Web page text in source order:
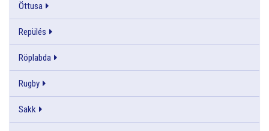
Öttusa
Repülés
Röplabda
Rugby
Sakk